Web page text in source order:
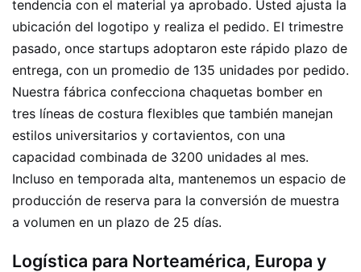
tendencia con el material ya aprobado. Usted ajusta la
ubicación del logotipo y realiza el pedido. El trimestre
pasado, once startups adoptaron este rápido plazo de
entrega, con un promedio de 135 unidades por pedido.
Nuestra fábrica confecciona chaquetas bomber en
tres líneas de costura flexibles que también manejan
estilos universitarios y cortavientos, con una
capacidad combinada de 3200 unidades al mes.
Incluso en temporada alta, mantenemos un espacio de
producción de reserva para la conversión de muestra
a volumen en un plazo de 25 días.
Logística para Norteamérica, Europa y